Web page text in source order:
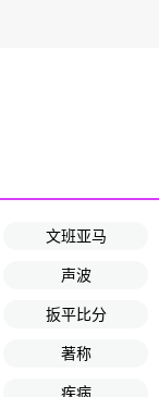
文班亚马
声波
扳平比分
著称
疾病